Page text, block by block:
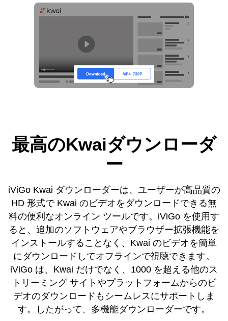
最高のKwaiダウンローダ
ー
iViGo Kwai ダウンローダーは、ユーザーが高品質の
HD 形式で Kwai のビデオをダウンロードできる無
料の便利なオンライン ツールです。iViGo を使用す
ると、追加のソフトウェアやブラウザー拡張機能を
インストールすることなく、Kwai のビデオを簡単
にダウンロードしてオフラインで視聴できます。
iViGo は、Kwai だけでなく、1000 を超える他のス
トリーミング サイトやプラットフォームからのビ
デオのダウンロードもシームレスにサポートしま
す。したがって、多機能ダウンローダーです。